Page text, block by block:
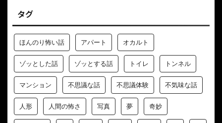
タグ
ほんのり怖い話 アパート オカルト
ゾッとした話 ゾッとする話 トイレ トンネル
マンション 不思議な話 不思議体験 不気味な話
人形 人間の怖さ 写真 夢 奇妙